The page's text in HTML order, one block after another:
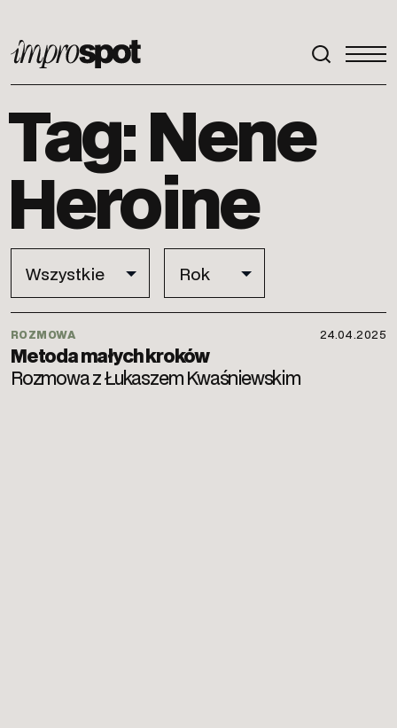
ImproSpot
Tag: Nene
Heroine
Metoda małych kroków
Rozmowa z Łukaszem Kwaśniewskim
ROZMOWA 24.04.2025